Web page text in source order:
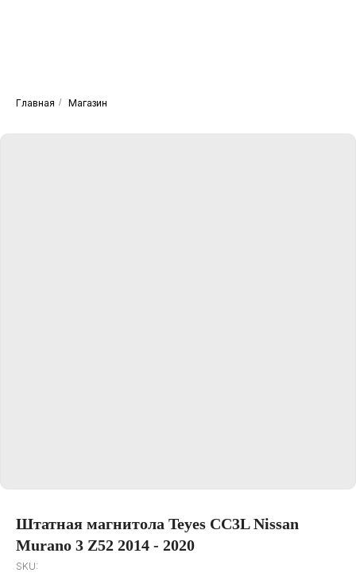
Главная / Магазин
Штатная магнитола Teyes CC3L Nissan
Murano 3 Z52 2014 - 2020
SKU: